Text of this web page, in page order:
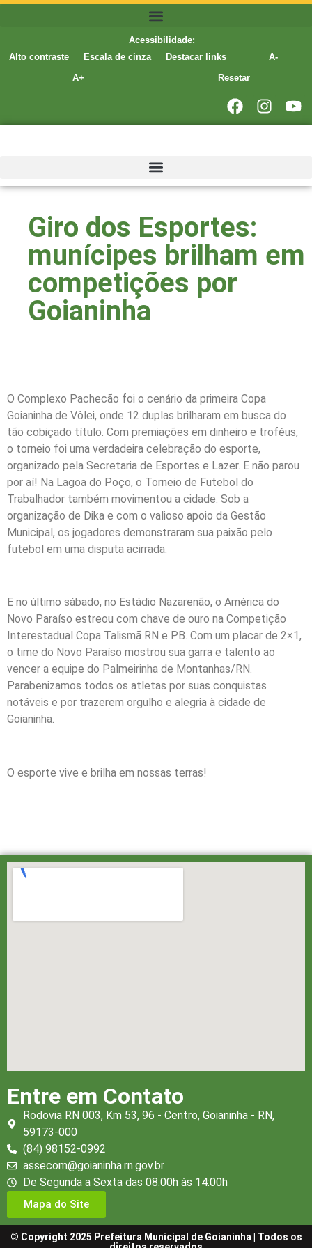
Acessibilidade:
Alto contraste
Escala de cinza Destacar links
A-
A+
Resetar
Giro dos Esportes:
munícipes brilham em
competições por
Goianinha
O Complexo Pachecão foi o cenário da primeira Copa
Goianinha de Vôlei, onde 12 duplas brilharam em busca do
tão cobiçado título. Com premiações em dinheiro e troféus,
o torneio foi uma verdadeira celebração do esporte,
organizado pela Secretaria de Esportes e Lazer. E não parou
por aí! Na Lagoa do Poço, o Torneio de Futebol do
Trabalhador também movimentou a cidade. Sob a
organização de Dika e com o valioso apoio da Gestão
Municipal, os jogadores demonstraram sua paixão pelo
futebol em uma disputa acirrada.
E no último sábado, no Estádio Nazarenão, o América do
Novo Paraíso estreou com chave de ouro na Competição
Interestadual Copa Talismã RN e PB. Com um placar de 2×1,
o time do Novo Paraíso mostrou sua garra e talento ao
vencer a equipe do Palmeirinha de Montanhas/RN.
Parabenizamos todos os atletas por suas conquistas
notáveis e por trazerem orgulho e alegria à cidade de
Goianinha.
O esporte vive e brilha em nossas terras!
Entre em Contato
Rodovia RN 003, Km 53, 96 - Centro, Goianinha - RN,
59173-000
(84) 98152-0992
assecom@goianinha.rn.gov.br
De Segunda a Sexta das 08:00h às 14:00h
Mapa do Site
© Copyright 2025 Prefeitura Municipal de Goianinha | Todos os